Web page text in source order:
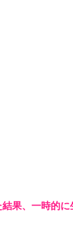
果、一時的に